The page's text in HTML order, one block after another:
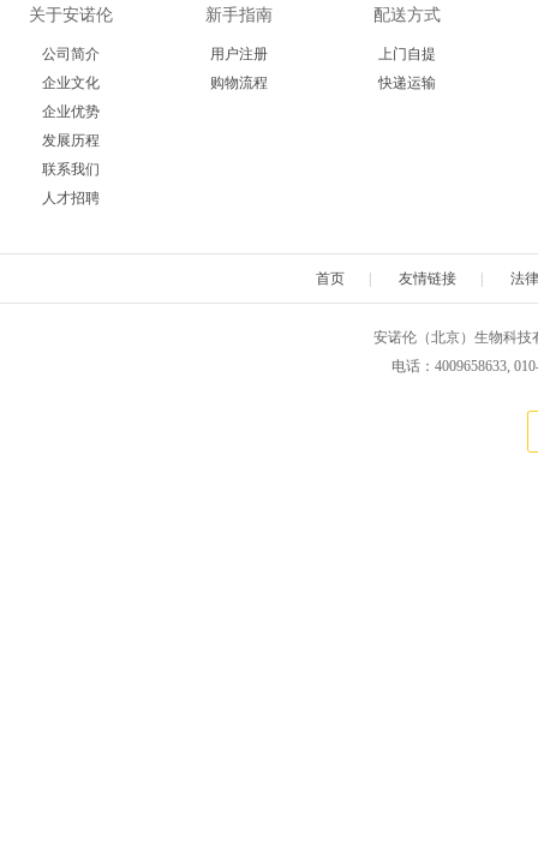
关于安诺伦
公司简介
企业文化
企业优势
发展历程
联系我们
人才招聘
新手指南
用户注册
购物流程
配送方式
上门自提
快递运输
首页 友情链接 法
安诺伦（北京）生物科技
电话：4009658633,